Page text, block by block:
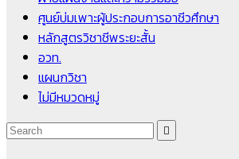
ศูนย์บ่มเพาะผู้ประกอบการอาชีวศึกษา
หลักสูตรวิชาชีพระยะสั้น
อวท.
แผนกวิชา
ไม่มีหมวดหมู่